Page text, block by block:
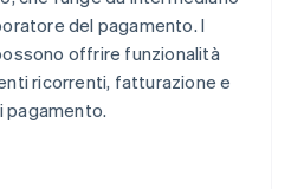
del pagamento. I
offrire funzionalità
ricorrenti, fatturazione e
pagamento.